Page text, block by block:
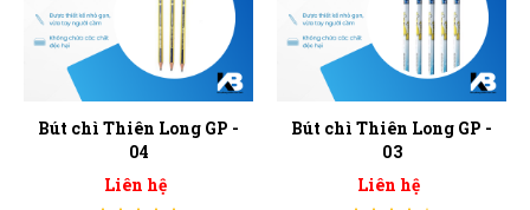
Bút chì Thiên Long GP -
04
Liên hệ
Bút chì Thiên Long GP -
03
Liên hệ